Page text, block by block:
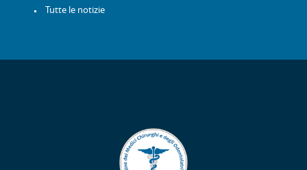
Tutte le notizie